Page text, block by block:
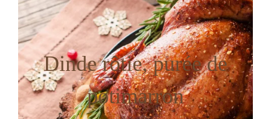
Dinde rôtie, purée de
potimarron